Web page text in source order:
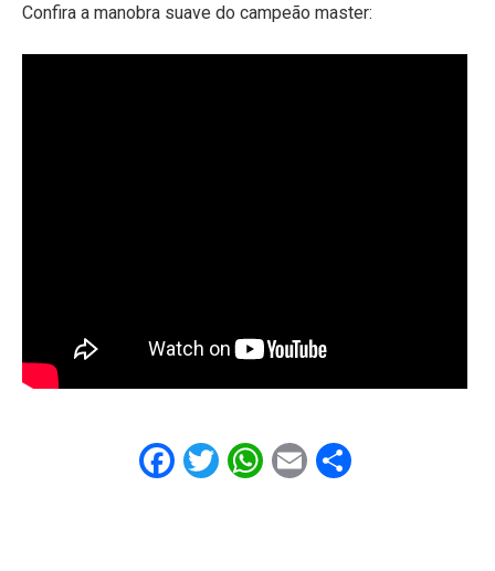
Confira a manobra suave do campeão master:
Facebook
Twitter
WhatsApp
EmailShare